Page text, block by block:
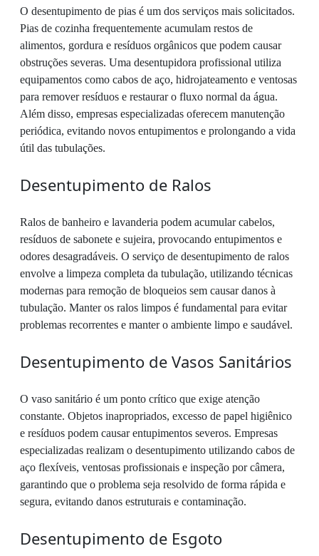
O desentupimento de pias é um dos serviços mais solicitados.
Pias de cozinha frequentemente acumulam restos de
alimentos, gordura e resíduos orgânicos que podem causar
obstruções severas. Uma desentupidora profissional utiliza
equipamentos como cabos de aço, hidrojateamento e ventosas
para remover resíduos e restaurar o fluxo normal da água.
Além disso, empresas especializadas oferecem manutenção
periódica, evitando novos entupimentos e prolongando a vida
útil das tubulações.
Desentupimento de Ralos
Ralos de banheiro e lavanderia podem acumular cabelos,
resíduos de sabonete e sujeira, provocando entupimentos e
odores desagradáveis. O serviço de desentupimento de ralos
envolve a limpeza completa da tubulação, utilizando técnicas
modernas para remoção de bloqueios sem causar danos à
tubulação. Manter os ralos limpos é fundamental para evitar
problemas recorrentes e manter o ambiente limpo e saudável.
Desentupimento de Vasos Sanitários
O vaso sanitário é um ponto crítico que exige atenção
constante. Objetos inapropriados, excesso de papel higiênico
e resíduos podem causar entupimentos severos. Empresas
especializadas realizam o desentupimento utilizando cabos de
aço flexíveis, ventosas profissionais e inspeção por câmera,
garantindo que o problema seja resolvido de forma rápida e
segura, evitando danos estruturais e contaminação.
Desentupimento de Esgoto